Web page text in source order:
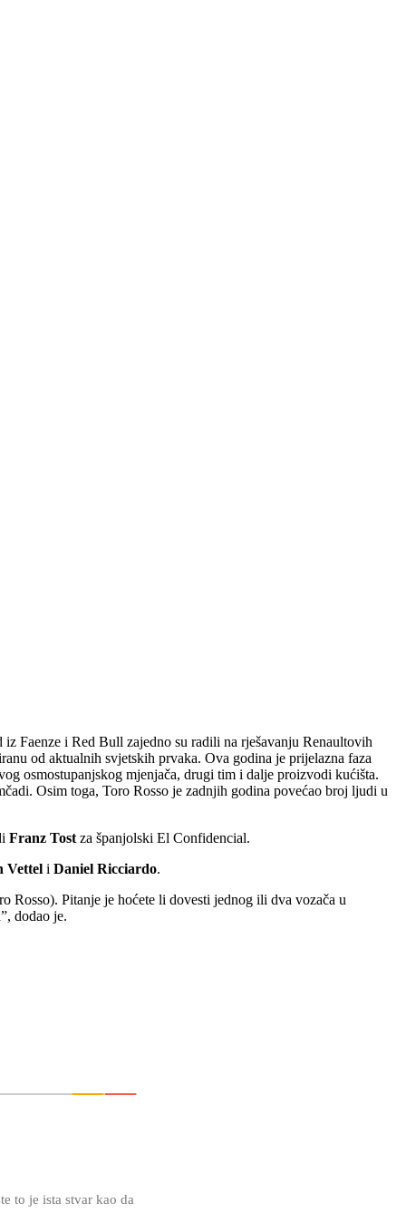
iz Faenze i Red Bull zajedno su radili na rješavanju Renaultovih
od aktualnih svjetskih prvaka. Ova godina je prijelazna faza
osmostupanjskog mjenjača, drugi tim i dalje proizvodi kućišta.
Osim toga, Toro Rosso je zadnjih godina povećao broj ljudi u
Franz Tost za španjolski El Confidencial.
Vettel i Daniel Ricciardo.
Rosso). Pitanje je hoćete li dovesti jednog ili dva vozača u
dodao je.
to je ista stvar kao da